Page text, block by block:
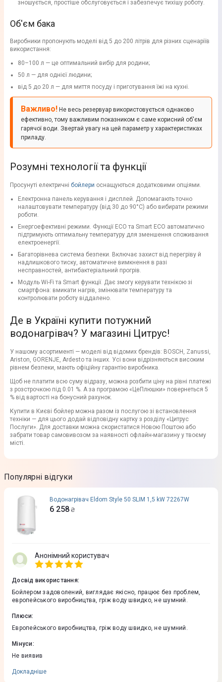
зношується, простіше обслуговується і забезпечує тихішу роботу.
Об'єм бака
Виробники пропонують моделі від 5 до 200 літрів для різних сценаріїв
використання:
80–100 л — це оптимальний вибір для родини;
50 л — для однієї людини;
від 5 до 20 л — для миття посуду і приготування їжі на кухні.
Важливо! Не весь резервуар використовується однаково
ефективно, тому важливим показником є саме корисний об'єм
гарячої води. Звертай увагу на цей параметр у характеристиках
приладу.
Розумні технології та функції
Просунуті електричні бойлери оснащуються додатковими опціями.
Електронна панель керування і дисплей. Допомагають точно
налаштовувати температуру (від 30 до 90°C) або вибирати режими
роботи.
Енергоефективні режими. Функції ECO та Smart ECO автоматично
підтримують оптимальну температуру для зменшення споживання
електроенергії.
Багаторівнева система безпеки. Включає захист від перегріву й
надлишкового тиску, автоматичне вимкнення в разі
несправностей, антибактеріальний прогрів.
Модуль Wi-Fi та Smart функції. Дає змогу керувати технікою зі
смартфона: вмикати нагрів, змінювати температуру та
контролювати роботу віддалено.
Де в Україні купити потужний
водонагрівач? У магазині Цитрус!
У нашому асортименті — моделі від відомих брендів: BOSCH, Zanussi,
Ariston, GORENJE, Ardesto та інших. Усі вони відрізняються високим
рівнем безпеки, мають офіційну гарантію виробника.
Щоб не платити всю суму відразу, можна розбити ціну на рівні платежі
з розстрочкою під 0.01 %. А за програмою «ЦеПлюшки» повернеться 5
% від вартості на бонусний рахунок.
Купити в Києві бойлер можна разом із послугою зі встановлення
техніки — для цього додай відповідну картку з розділу «Цитрус
Послуги». Для доставки можна скористатися Новою Поштою або
забрати товар самовивозом за наявності офлайн-магазину у твоєму
місті.
Популярні відгуки
Водонагрівач Eldom Style 50 SLIM 1,5 kW 72267W
6 258 ₴
Анонімний користувач
Досвід використання:
Бойлером задоволений, виглядає якісно, працює без проблем,
европейського виробництва, гріж воду швидко, не шумний.
Плюси:
Европейського виробництва, гріж воду швидко, не шумний.
Мінуси:
Не виявив
Докладніше